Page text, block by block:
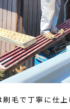
毛で丁寧に仕上